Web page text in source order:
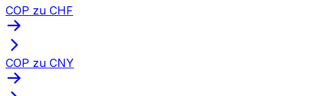
COP zu CHF
COP zu CNY